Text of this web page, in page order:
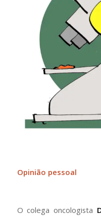
Opinião pessoal
O colega oncologista